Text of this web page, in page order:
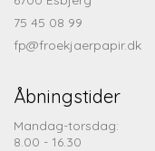
75 45 08 99
fp@froekjaerpapir.dk
Åbningstider
Mandag-torsdag:
8.00 - 16.30